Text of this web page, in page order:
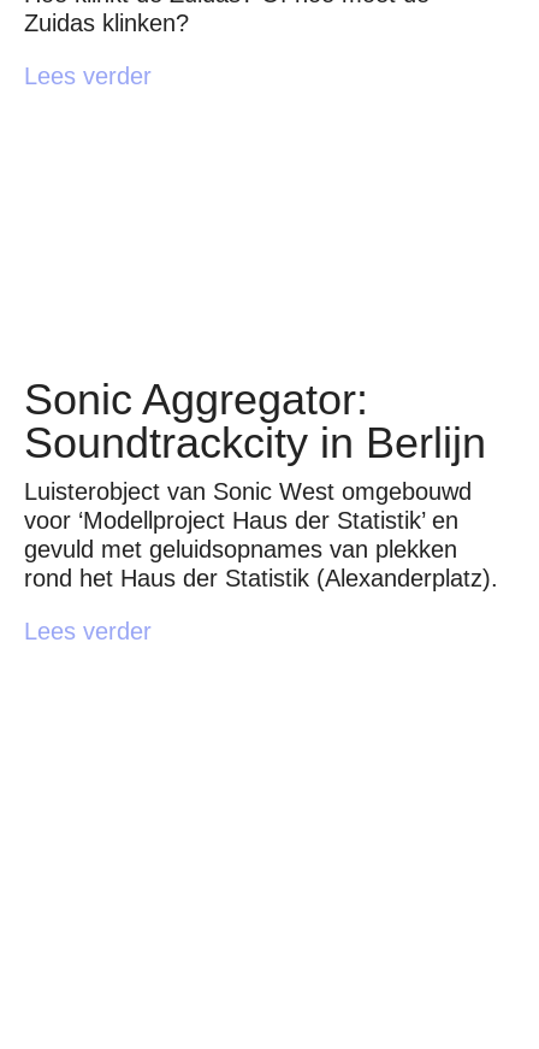
Zuidas klinken?
Lees verder
Sonic Aggregator:
Soundtrackcity in Berlijn
Luisterobject van Sonic West omgebouwd
voor ‘Modellproject Haus der Statistik’ en
gevuld met geluidsopnames van plekken
rond het Haus der Statistik (Alexanderplatz).
Lees verder